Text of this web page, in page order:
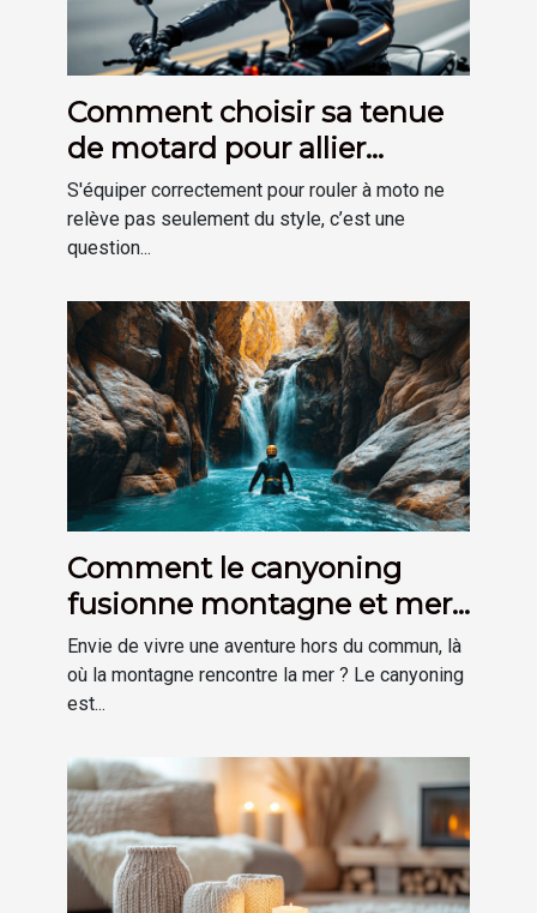
Comment choisir sa tenue
de motard pour allier
sécurité et confort ?
S'équiper correctement pour rouler à moto ne
relève pas seulement du style, c’est une
question...
Comment le canyoning
fusionne montagne et mer
pour une aventure unique ?
Envie de vivre une aventure hors du commun, là
où la montagne rencontre la mer ? Le canyoning
est...